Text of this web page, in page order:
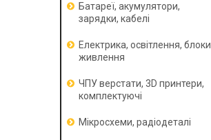
Батареї, акумулятори,
зарядки, кабелі
Електрика, освітлення, блоки
живлення
ЧПУ верстати, 3D принтери,
комплектуючі
Мікросхеми, радіодеталі